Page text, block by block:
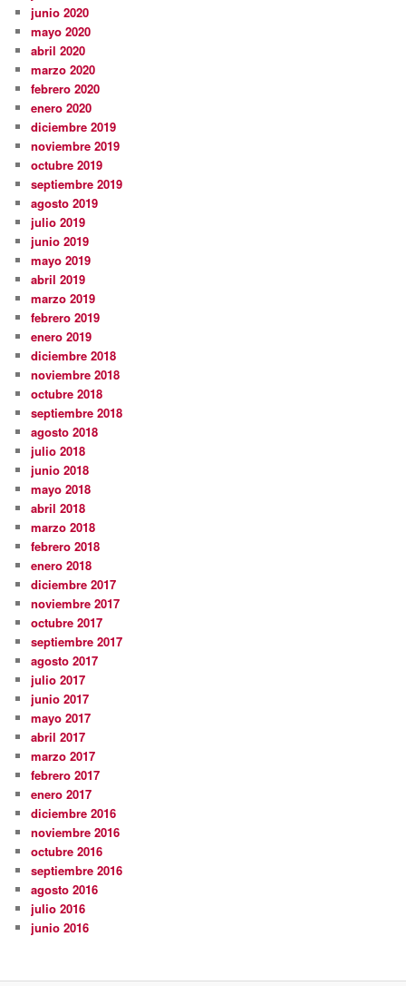
junio 2020
mayo 2020
abril 2020
marzo 2020
febrero 2020
enero 2020
diciembre 2019
noviembre 2019
octubre 2019
septiembre 2019
agosto 2019
julio 2019
junio 2019
mayo 2019
abril 2019
marzo 2019
febrero 2019
enero 2019
diciembre 2018
noviembre 2018
octubre 2018
septiembre 2018
agosto 2018
julio 2018
junio 2018
mayo 2018
abril 2018
marzo 2018
febrero 2018
enero 2018
diciembre 2017
noviembre 2017
octubre 2017
septiembre 2017
agosto 2017
julio 2017
junio 2017
mayo 2017
abril 2017
marzo 2017
febrero 2017
enero 2017
diciembre 2016
noviembre 2016
octubre 2016
septiembre 2016
agosto 2016
julio 2016
junio 2016